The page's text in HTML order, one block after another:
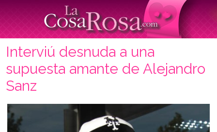
Interviú desnuda a una
supuesta amante de Alejandro
Sanz